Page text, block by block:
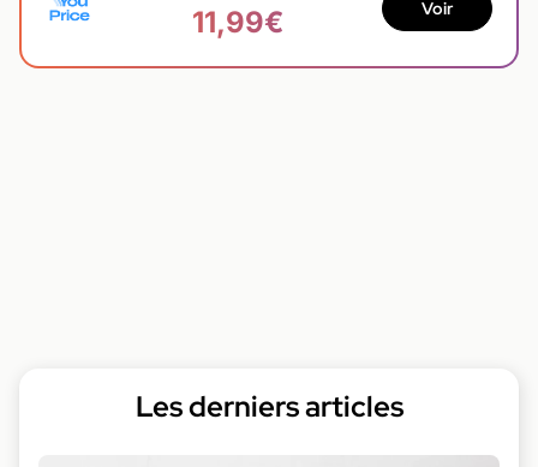
11,99€ Voir
Les derniers articles